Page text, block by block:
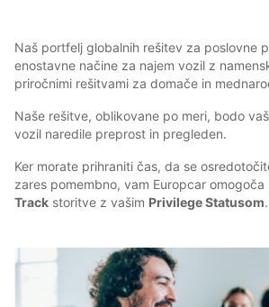
Naš portfelj globalnih rešitev za poslovne
enostavne načine za najem vozil z
priročnimi rešitvami za domače in
Naše rešitve, oblikovane po meri, bodo
vozil naredile preprost in pregleden.
Ker morate prihraniti čas, da se
zares pomembno, vam Europcar
Track storitve z vašim Privilege Statusom.